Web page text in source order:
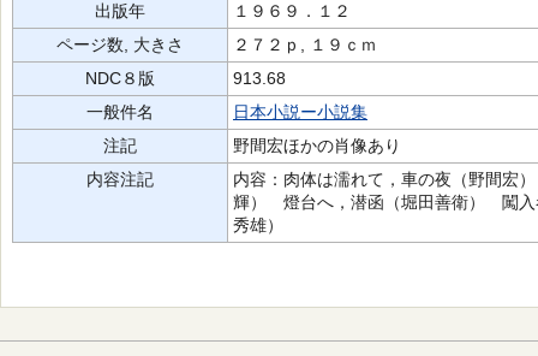
出版年
１９６９．１２
ページ数, 大きさ
２７２ｐ, １９ｃｍ
NDC８版
913.68
一般件名
日本小説ー小説集
注記
野間宏ほかの肖像あり
内容注記
内容：肉体は濡れて，車の夜（野間宏
輝） 燈台へ，潜函（堀田善衛） 闖
秀雄）